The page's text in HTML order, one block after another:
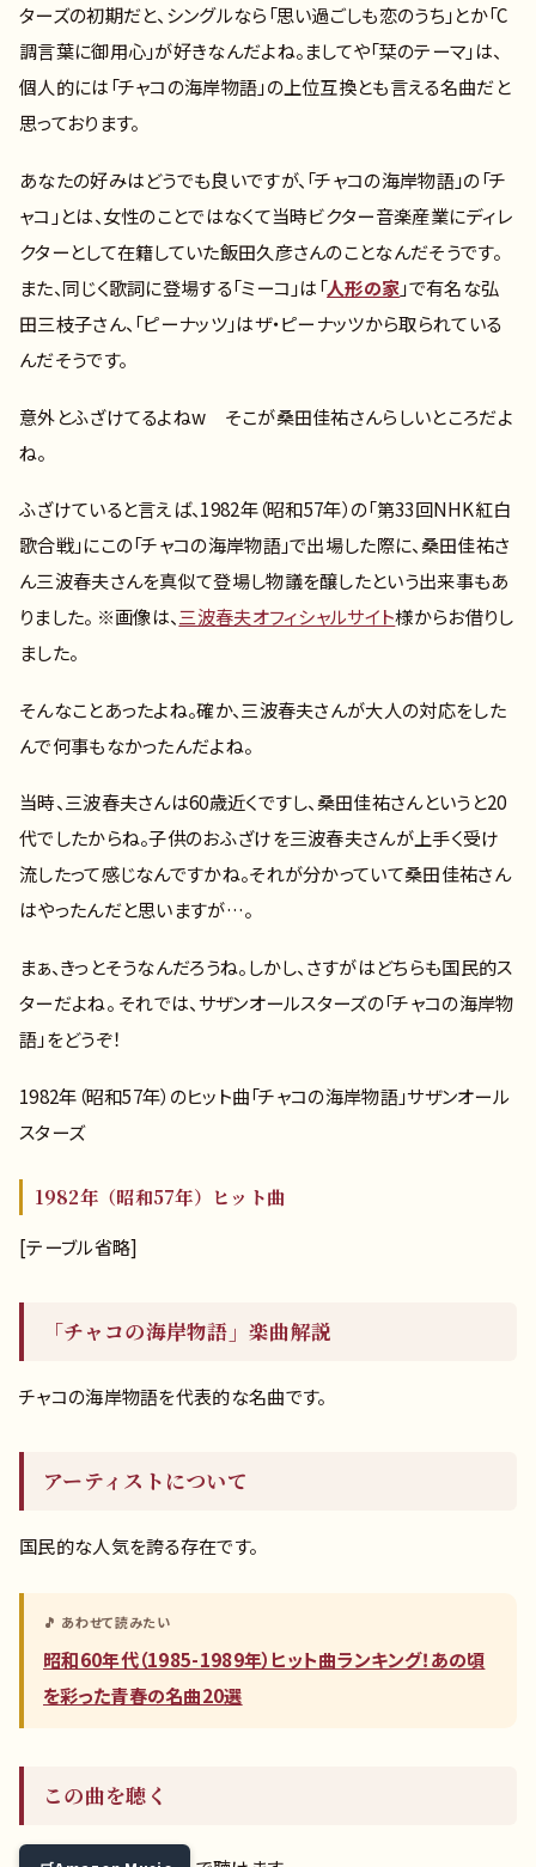
ターズの初期だと、シングルなら「思い過ごしも恋のうち」とか「C
調言葉に御用心」が好きなんだよね。ましてや「栞のテーマ」は、
個人的には「チャコの海岸物語」の上位互換とも言える名曲だと
思っております。
あなたの好みはどうでも良いですが、「チャコの海岸物語」の「チ
ャコ」とは、女性のことではなくて当時ビクター音楽産業にディレ
クターとして在籍していた飯田久彦さんのことなんだそうです。
また、同じく歌詞に登場する「ミーコ」は「人形の家」で有名な弘
田三枝子さん、「ピーナッツ」はザ・ピーナッツから取られている
んだそうです。
意外とふざけてるよねw そこが桑田佳祐さんらしいところだよ
ね。
ふざけていると言えば、1982年（昭和57年）の「第33回NHK紅白
歌合戦」にこの「チャコの海岸物語」で出場した際に、桑田佳祐さ
ん三波春夫さんを真似て登場し物議を醸したという出来事もあ
りました。 ※画像は、三波春夫オフィシャルサイト様からお借りし
ました。
そんなことあったよね。確か、三波春夫さんが大人の対応をした
んで何事もなかったんだよね。
当時、三波春夫さんは60歳近くですし、桑田佳祐さんというと20
代でしたからね。子供のおふざけを三波春夫さんが上手く受け
流したって感じなんですかね。それが分かっていて桑田佳祐さん
はやったんだと思いますが…。
まぁ、きっとそうなんだろうね。しかし、さすがはどちらも国民的ス
ターだよね。 それでは、サザンオールスターズの「チャコの海岸物
語」をどうぞ！
1982年（昭和57年）のヒット曲「チャコの海岸物語」サザンオール
スターズ
1982年（昭和57年）ヒット曲
[テーブル省略]
「チャコの海岸物語」楽曲解説
チャコの海岸物語を代表的な名曲です。
アーティストについて
国民的な人気を誇る存在です。
🎵 あわせて読みたい
昭和60年代（1985-1989年）ヒット曲ランキング！あの頃
を彩った青春の名曲20選
この曲を聴く